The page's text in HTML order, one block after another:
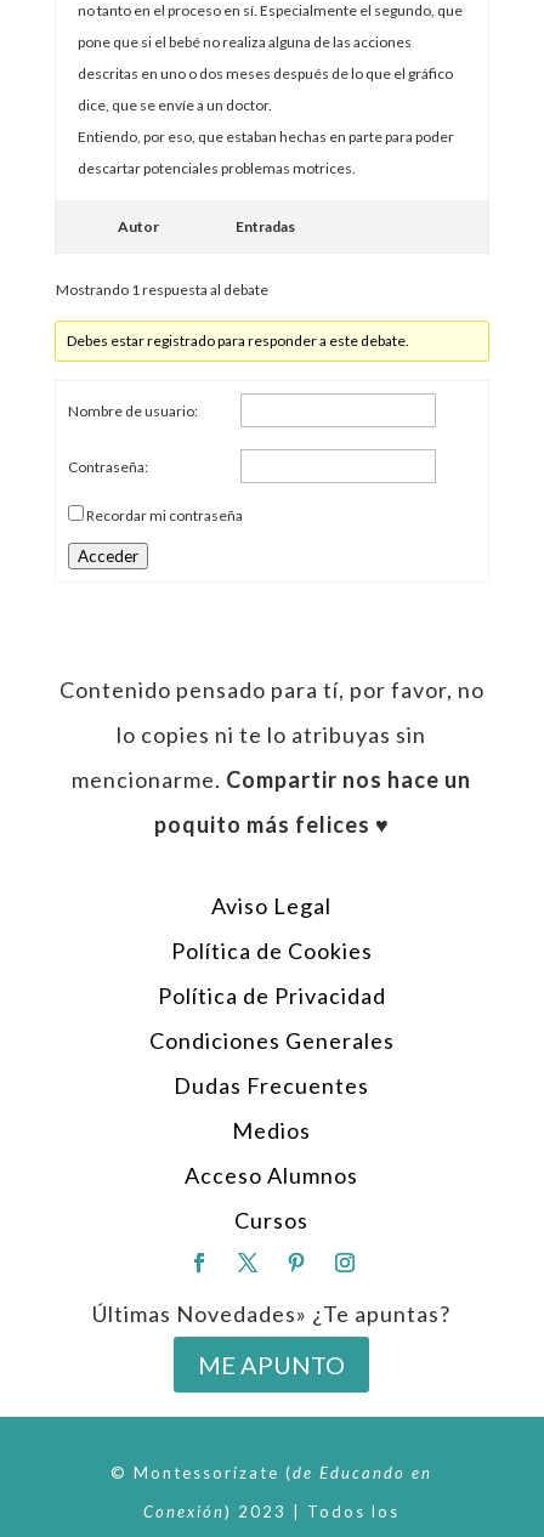
no tanto en el proceso en sí. Especialmente el segundo, que
pone que si el bebé no realiza alguna de las acciones
descritas en uno o dos meses después de lo que el gráfico
dice, que se envíe a un doctor.
Entiendo, por eso, que estaban hechas en parte para poder
descartar potenciales problemas motrices.
Autor Entradas
Mostrando 1 respuesta al debate
Debes estar registrado para responder a este debate.
Nombre de usuario:
Contraseña:
Recordar mi contraseña
Acceder
Contenido pensado para tí, por favor, no
lo copies ni te lo atribuyas sin
mencionarme. Compartir nos hace un
poquito más felices ♥︎
Aviso Legal
Política de Cookies
Política de Privacidad
Condiciones Generales
Dudas Frecuentes
Medios
Acceso Alumnos
Cursos
Últimas Novedades» ¿Te apuntas?
ME APUNTO
© Montessorízate(de Educando en
Conexión) 2023 | Todos los